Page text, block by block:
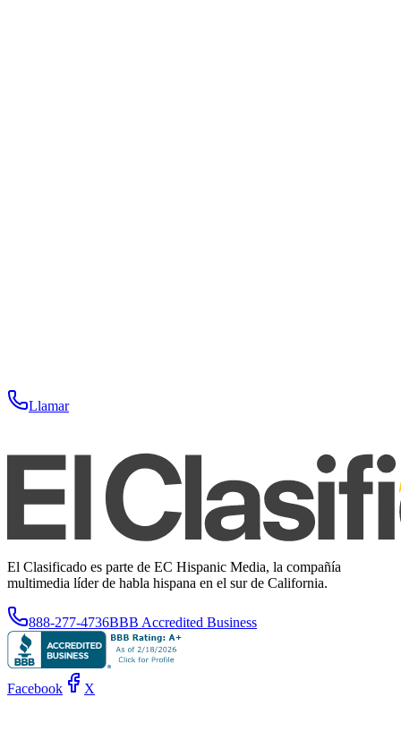
Llamar
El Clasificado es parte de EC Hispanic Media, la compañía
multimedia líder de habla hispana en el sur de California.
888-277-4736BBB Accredited Business
Facebook X